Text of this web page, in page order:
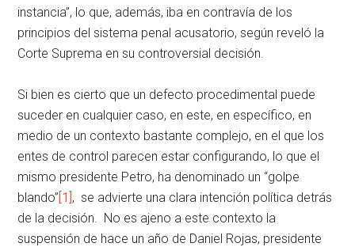
instancia”, lo que, además, iba en contravía de los
principios del sistema penal acusatorio, según reveló la
Corte Suprema en su controversial decisión.
Si bien es cierto que un defecto procedimental puede
suceder en cualquier caso, en este, en específico, en
medio de un contexto bastante complejo, en el que los
entes de control parecen estar configurando, lo que el
mismo presidente Petro, ha denominado un “golpe
blando”[1], se advierte una clara intención política detrás
de la decisión. No es ajeno a este contexto la
suspensión de hace un año de Daniel Rojas, presidente